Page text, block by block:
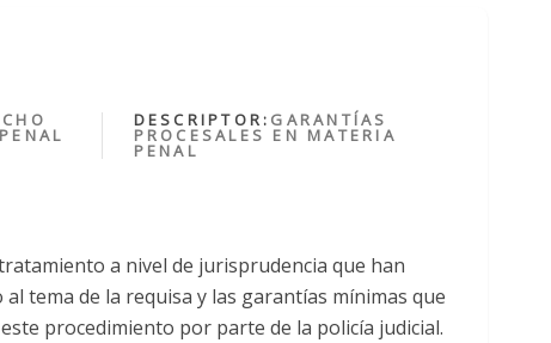
DESCRIPTOR: GARANTÍAS
PROCESALES EN MATERIA
PENAL
a nivel de jurisprudencia que han
tema de la requisa y las garantías mínimas que
procedimiento por parte de la policía judicial.